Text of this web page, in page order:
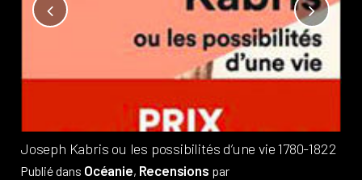
Joseph Kabris ou les possibilités d’une vie 1780-1822
Publié dans Océanie, Recensions par